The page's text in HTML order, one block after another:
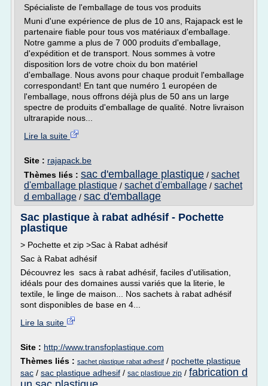
Spécialiste de l'emballage de tous vos produits
Muni d'une expérience de plus de 10 ans, Rajapack est le
partenaire fiable pour tous vos matériaux d'emballage.
Notre gamme a plus de 7 000 produits d'emballage,
d'expédition et de transport. Nous sommes à votre
disposition lors de votre choix du bon matériel
d'emballage. Nous avons pour chaque produit l'emballage
correspondant! En tant que numéro 1 européen de
l'emballage, nous offrons déjà plus de 50 ans un large
spectre de produits d'emballage de qualité. Notre livraison
ultrarapide nous...
Lire la suite
Site : rajapack.be
Thèmes liés : sac d'emballage plastique / sachet
d'emballage plastique / sachet d'emballage / sachet
d emballage / sac d'emballage
Sac plastique à rabat adhésif - Pochette
plastique
> Pochette et zip >Sac à Rabat adhésif
Sac à Rabat adhésif
Découvrez les sacs à rabat adhésif, faciles d'utilisation,
idéals pour des domaines aussi variés que la literie, le
textile, le linge de maison... Nos sachets à rabat adhésif
sont disponibles de base en 4...
Lire la suite
Site : http://www.transfoplastique.com
Thèmes liés : sachet plastique rabat adhesif / pochette plastique
sac / sac plastique adhesif / sac plastique zip / fabrication d